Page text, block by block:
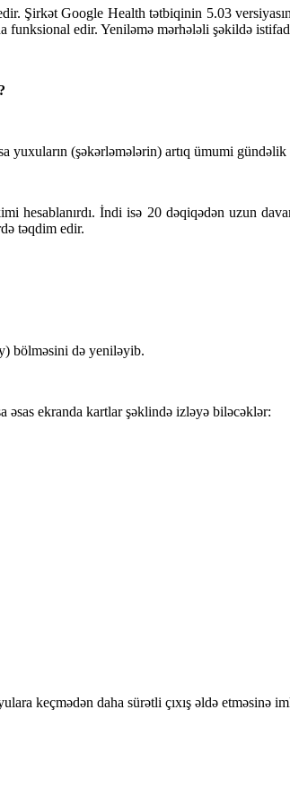
Şirkət Google Health tətbiqinin 5.03
funksional edir. Yeniləmə mərhələli şəkildə
yuxuların (şəkərləmələrin) artıq ümumi
hesablanırdı. İndi isə 20 dəqiqədən uzun
təqdim edir.
bölməsini də yeniləyib.
əsas ekranda kartlar şəklində izləyə biləcəklər:
keçmədən daha sürətli çıxış əldə etməsinə